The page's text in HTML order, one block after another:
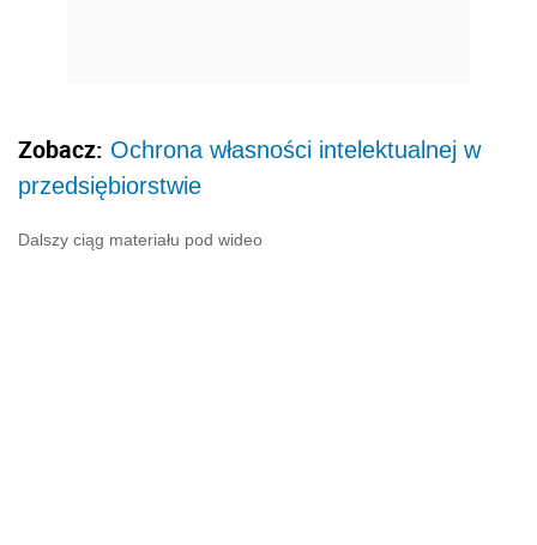
Zobacz: Ochrona własności intelektualnej w
przedsiębiorstwie
Dalszy ciąg materiału pod wideo